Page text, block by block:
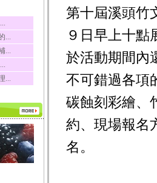
養的蛋
磷...
養素有
類...
植物...
會刺激
特別...
肪、
...
...
...
第十屆溪頭竹
９日早上十點
於活動期間內
不可錯過各項
碳蝕刻彩繪、
約、現場報名
名。